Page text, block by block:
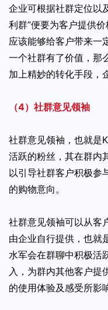
企业可根据社群定位以
利群”便要为客户提供
应该能够给客户带来一
一个社群有了价值，那
加上精妙的转化手段，
（4）社群意见领袖
社群意见领袖，也就是
活跃的粉丝，其在群内
以引导社群客户积极参
的购物意向。
社群意见领袖可以从客
由企业自行提供，也就
水军会在群聊中积极活
入，为群内其他客户提
的使用体验及感受所影